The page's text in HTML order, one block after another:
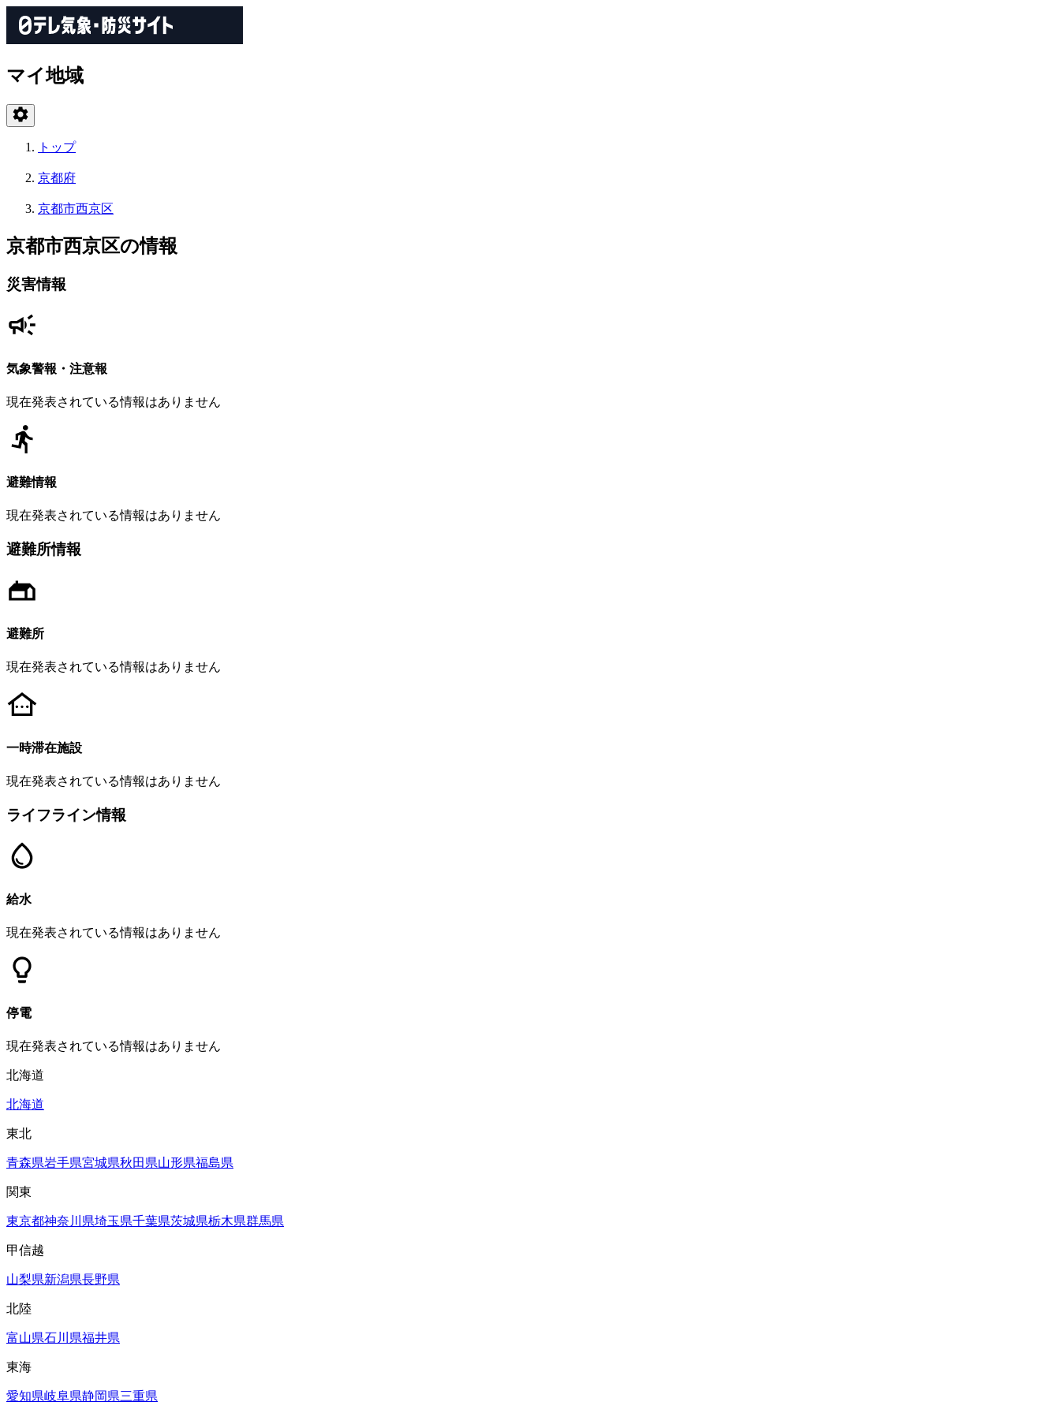
マイ地域
トップ
京都府
京都市西京区
京都市西京区の情報
災害情報
気象警報・注意報
現在発表されている情報はありません
避難情報
現在発表されている情報はありません
避難所情報
避難所
現在発表されている情報はありません
一時滞在施設
現在発表されている情報はありません
ライフライン情報
給水
現在発表されている情報はありません
停電
現在発表されている情報はありません
北海道
北海道
東北
青森県岩手県宮城県秋田県山形県福島県
関東
東京都神奈川県埼玉県千葉県茨城県栃木県群馬県
甲信越
山梨県新潟県長野県
北陸
富山県石川県福井県
東海
愛知県岐阜県静岡県三重県